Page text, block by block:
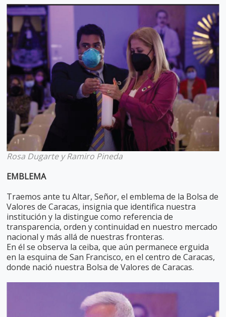
Rosa Dugarte y Ramiro Pineda
EMBLEMA
Traemos ante tu Altar, Señor, el emblema de la Bolsa de
Valores de Caracas, insignia que identifica nuestra
institución y la distingue como referencia de
transparencia, orden y continuidad en nuestro mercado
nacional y más allá de nuestras fronteras.
En él se observa la ceiba, que aún permanece erguida
en la esquina de San Francisco, en el centro de Caracas,
donde nació nuestra Bolsa de Valores de Caracas.